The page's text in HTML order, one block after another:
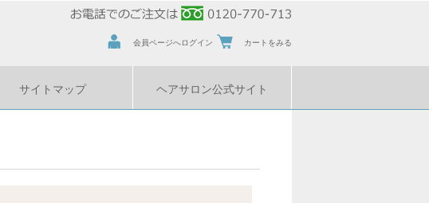
会員ページへログイン カートをみる
サイトマップ ヘアサロン公式サイト